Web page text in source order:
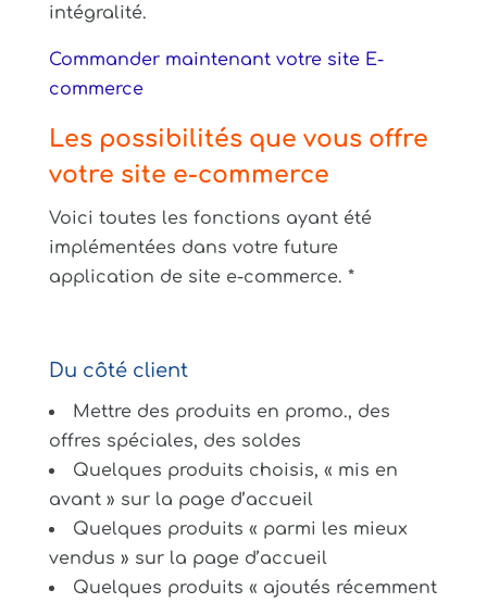
intégralité.
Commander maintenant votre site E-
commerce
Les possibilités que vous offre
votre site e-commerce
Voici toutes les fonctions ayant été
implémentées dans votre future
application de site e-commerce. *
Du côté client
Mettre des produits en promo., des
offres spéciales, des soldes
Quelques produits choisis, « mis en
avant » sur la page d’accueil
Quelques produits « parmi les mieux
vendus » sur la page d’accueil
Quelques produits « ajoutés récemment